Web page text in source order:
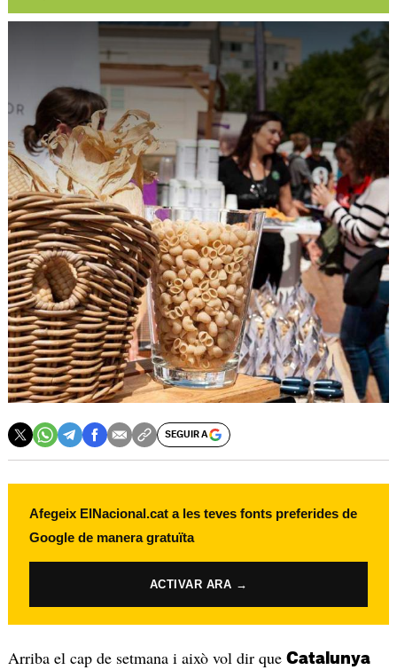
SEGUIR A
Afegeix ElNacional.cat a les teves fonts preferides de
Google de manera gratuïta
ACTIVAR ARA →
Arriba el cap de setmana i això vol dir que Catalunya